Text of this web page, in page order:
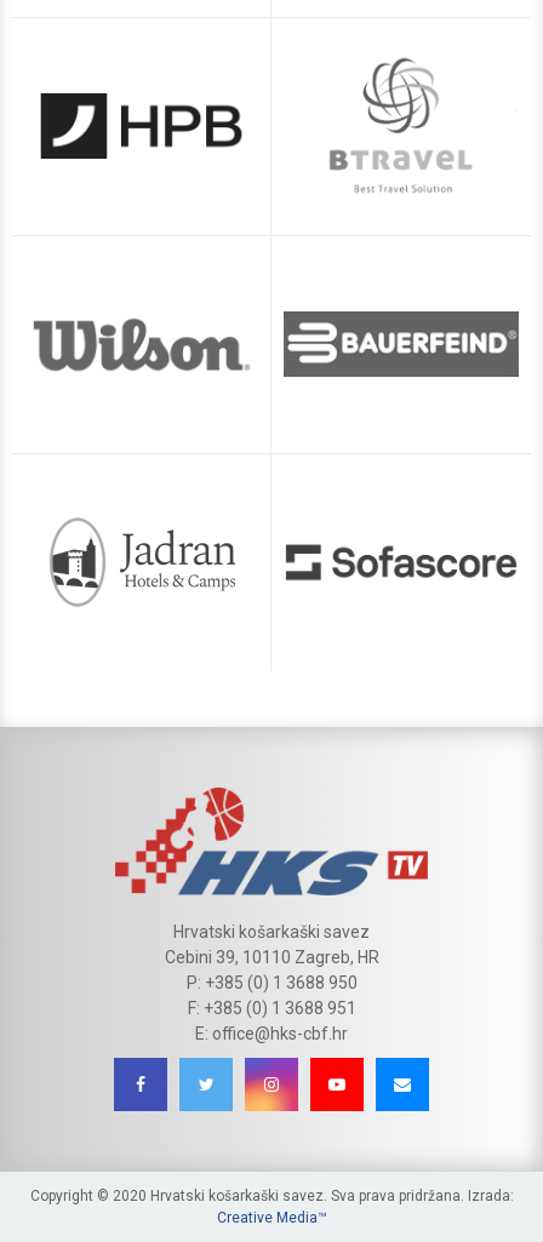
Hrvatski košarkaški savez
Cebini 39, 10110 Zagreb, HR
P: +385 (0) 1 3688 950
F: +385 (0) 1 3688 951
E: office@hks-cbf.hr
Copyright © 2020 Hrvatski košarkaški savez. Sva prava pridržana. Izrada:
Creative Media™